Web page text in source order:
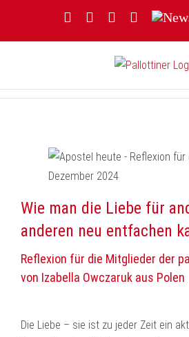
FacebookYouTubeInstagram
Threads
Wie man die Liebe für
anderen neu entfachen
Reflexion für die Mitglieder der
von Izabella Owczaruk aus Polen
Die Liebe – sie ist zu jeder Zeit ein